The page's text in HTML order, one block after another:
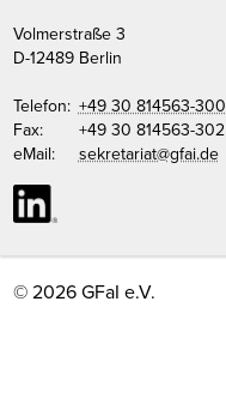
Volmerstraße 3
D-12489 Berlin
Telefon: +49 30 814563-300
Fax:
+49 30 814563-302
eMail:
sekretariat@gfai.de
© 2026 GFaI e.V.